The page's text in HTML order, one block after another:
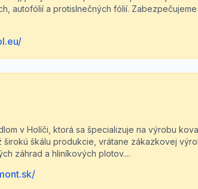
autofólií a protislnečných fólií.
v Holíči, ktorá sa špecializuje na výrobu
širokú škálu produkcie, vrátane zákazkovej
záhrad a hliníkových plotov....